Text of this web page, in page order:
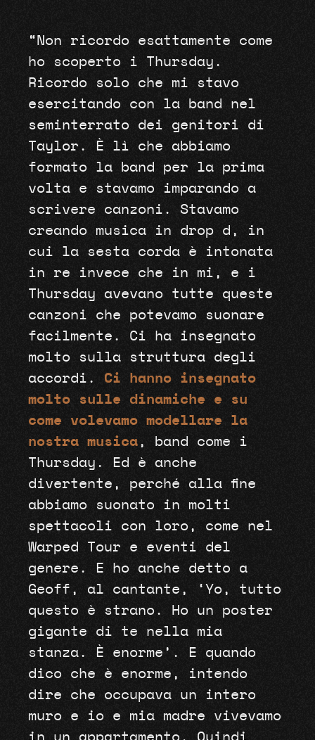
“Non ricordo esattamente come
ho scoperto i Thursday.
Ricordo solo che mi stavo
esercitando con la band nel
seminterrato dei genitori di
Taylor. È lì che abbiamo
formato la band per la prima
volta e stavamo imparando a
scrivere canzoni. Stavamo
creando musica in drop d, in
cui la sesta corda è intonata
in re invece che in mi, e i
Thursday avevano tutte queste
canzoni che potevamo suonare
facilmente. Ci ha insegnato
molto sulla struttura degli
accordi. Ci hanno insegnato
molto sulle dinamiche e su
come volevamo modellare la
nostra musica, band come i
Thursday. Ed è anche
divertente, perché alla fine
abbiamo suonato in molti
spettacoli con loro, come nel
Warped Tour e eventi del
genere. E ho anche detto a
Geoff, al cantante, ‘Yo, tutto
questo è strano. Ho un poster
gigante di te nella mia
stanza. È enorme’. E quando
dico che è enorme, intendo
dire che occupava un intero
muro e io e mia madre vivevamo
in un appartamento. Quindi